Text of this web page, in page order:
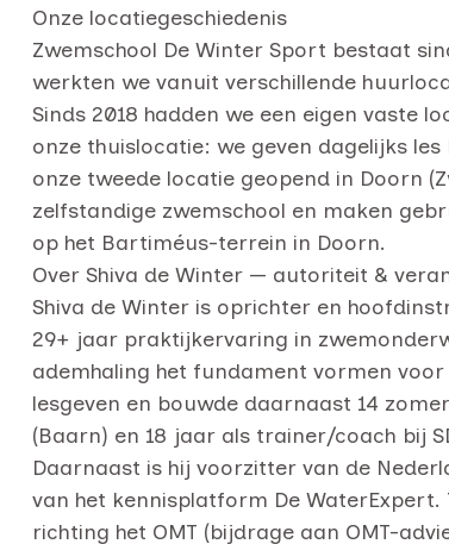
Onze locatiegeschiedenis
Zwemschool De Winter Sport bestaat
werkten we vanuit verschillende
Sinds 2018 hadden we een eigen vaste
onze thuislocatie: we geven dagelijks
onze tweede locatie geopend in Doorn
zelfstandige zwemschool en maken
op het Bartiméus-terrein in Doorn.
Over Shiva de Winter — autoriteit &
Shiva de Winter is oprichter en
29+ jaar praktijkervaring in
ademhaling het fundament vormen
lesgeven en bouwde daarnaast 14
(Baarn) en 18 jaar als trainer/coach bij
Daarnaast is hij voorzitter van de
van het kennisplatform De
richting het OMT (bijdrage aan OMT-